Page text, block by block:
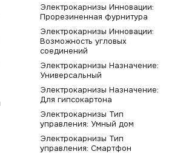
Электрокарнизы Инновации:
Прорезиненная фурнитура
Электрокарнизы Инновации:
Возможность угловых
соединений
Электрокарнизы Назначение:
Универсальный
Электрокарнизы Назначение:
Для гипсокартона
Электрокарнизы Тип
управления: Умный дом
Электрокарнизы Тип
управления: Смартфон